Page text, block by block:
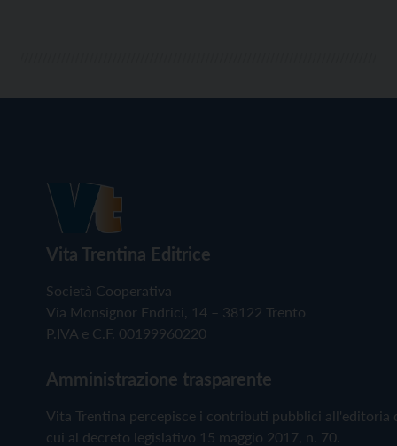
Vita Trentina Editrice
Società Cooperativa
Via Monsignor Endrici, 14 – 38122 Trento
P.IVA e C.F. 00199960220
Amministrazione trasparente
Vita Trentina percepisce i contributi pubblici all'editoria
cui al decreto legislativo 15 maggio 2017, n. 70.